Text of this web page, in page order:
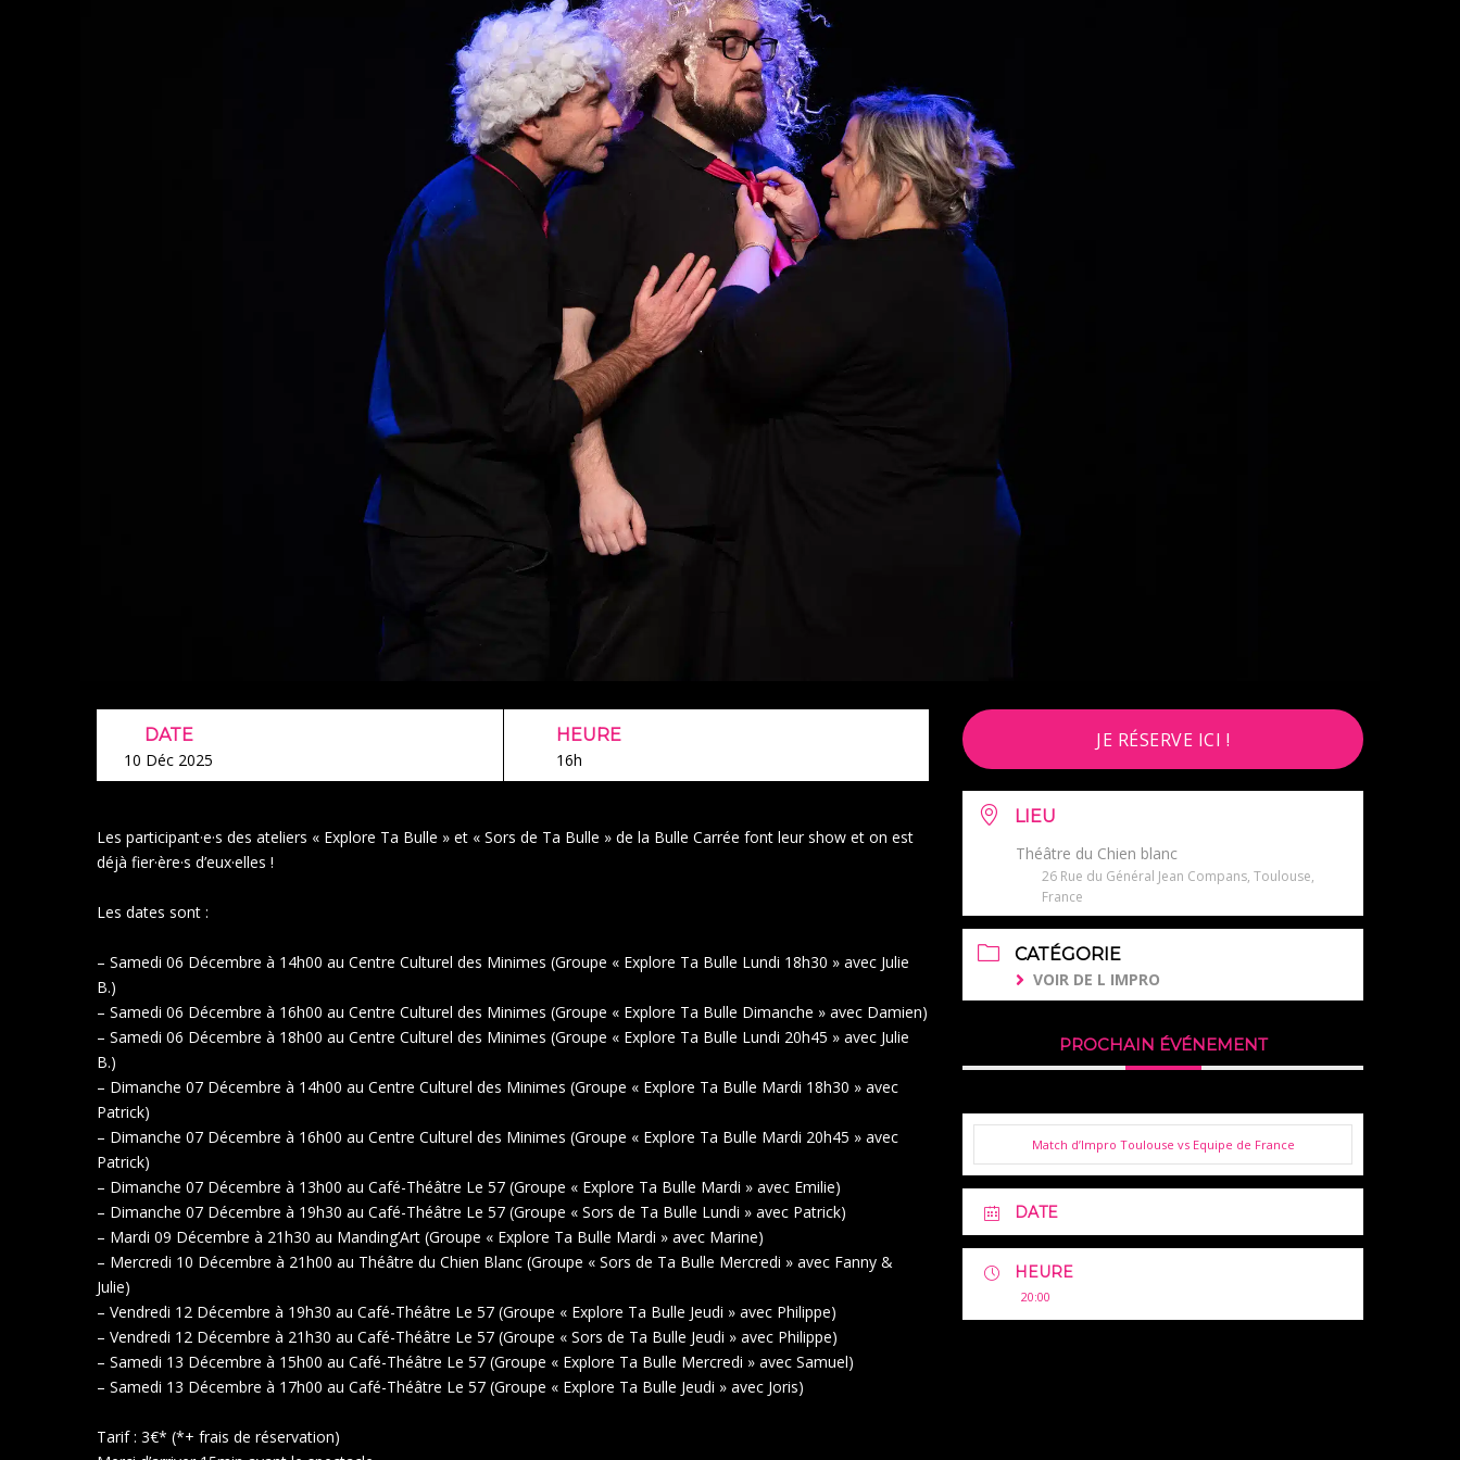
DATE
10 Déc 2025
HEURE
16h
Les participant·e·s des ateliers « Explore Ta Bulle » et « Sors de Ta Bulle » de la Bulle Carrée font leur show et on est
déjà fier·ère·s d’eux·elles !
Les dates sont :
– Samedi 06 Décembre à 14h00 au Centre Culturel des Minimes (Groupe « Explore Ta Bulle Lundi 18h30 » avec Julie
B.)
– Samedi 06 Décembre à 16h00 au Centre Culturel des Minimes (Groupe « Explore Ta Bulle Dimanche » avec Damien)
– Samedi 06 Décembre à 18h00 au Centre Culturel des Minimes (Groupe « Explore Ta Bulle Lundi 20h45 » avec Julie
B.)
– Dimanche 07 Décembre à 14h00 au Centre Culturel des Minimes (Groupe « Explore Ta Bulle Mardi 18h30 » avec
Patrick)
– Dimanche 07 Décembre à 16h00 au Centre Culturel des Minimes (Groupe « Explore Ta Bulle Mardi 20h45 » avec
Patrick)
– Dimanche 07 Décembre à 13h00 au Café-Théâtre Le 57 (Groupe « Explore Ta Bulle Mardi » avec Emilie)
– Dimanche 07 Décembre à 19h30 au Café-Théâtre Le 57 (Groupe « Sors de Ta Bulle Lundi » avec Patrick)
– Mardi 09 Décembre à 21h30 au Manding’Art (Groupe « Explore Ta Bulle Mardi » avec Marine)
– Mercredi 10 Décembre à 21h00 au Théâtre du Chien Blanc (Groupe « Sors de Ta Bulle Mercredi » avec Fanny &
Julie)
– Vendredi 12 Décembre à 19h30 au Café-Théâtre Le 57 (Groupe « Explore Ta Bulle Jeudi » avec Philippe)
– Vendredi 12 Décembre à 21h30 au Café-Théâtre Le 57 (Groupe « Sors de Ta Bulle Jeudi » avec Philippe)
– Samedi 13 Décembre à 15h00 au Café-Théâtre Le 57 (Groupe « Explore Ta Bulle Mercredi » avec Samuel)
– Samedi 13 Décembre à 17h00 au Café-Théâtre Le 57 (Groupe « Explore Ta Bulle Jeudi » avec Joris)
Tarif : 3€* (*+ frais de réservation)
JE RÉSERVE ICI !
LIEU
Théâtre du Chien blanc
26 Rue du Général Jean Compans, Toulouse,
France
CATÉGORIE
VOIR DE L IMPRO
PROCHAIN ÉVÉNEMENT
Match d’Impro Toulouse vs Equipe de France
DATE
HEURE
20:00